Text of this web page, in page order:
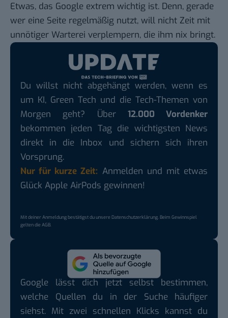
Etwas, das Google extrem wichtig ist. Denn, gerade
wer eine Seite regelmäßig nutzt, will nicht Zeit mit
unnötiger Warterei verplempern, die ihm nix bringt.
Du willst nicht abgehängt werden, wenn es
um KI, Green Tech und die Tech-Themen von
Morgen geht? Über 12.000 Vordenker
bekommen jeden Tag die wichtigsten News
direkt in die Inbox und sichern sich ihren
Vorsprung.
Nur für kurze Zeit: Anmelden und mit etwas
Glück Apple AirPods gewinnen!
Mit deiner Anmeldung bestätigst du unsereDatenschutzerklärung. Beim Gewinnspiel
gelten dieAGB.
Google lässt dich jetzt selbst bestimmen,
welche Quellen du in der Suche häufiger
siehst. Mit zwei schnellen Klicks kannst du